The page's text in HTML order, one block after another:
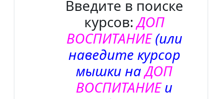
Введите в поиске
курсов:ДОП
ВОСПИТАНИЕ(или
наведите курсор
мышки наДОП
ВОСПИТАНИЕи